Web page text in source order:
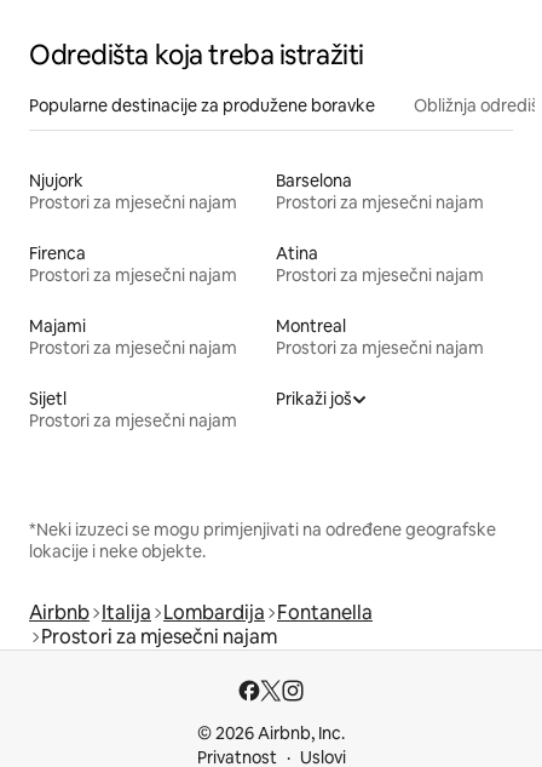
Odredišta koja treba istražiti
Popularne destinacije za produžene boravke Obližnja
Njujork
Prostori za mjesečni najam
Barselona
Prostori za mjesečni najam
Firenca
Prostori za mjesečni najam
Atina
Prostori za mjesečni najam
Majami
Prostori za mjesečni najam
Montreal
Prostori za mjesečni najam
Sijetl
Prostori za mjesečni najam
Prikaži još
*Neki izuzeci se mogu primjenjivati na određene geografske
lokacije i neke objekte.
Airbnb Italija Lombardija Fontanella
Prostori za mjesečni najam
© 2026 Airbnb, Inc.
Privatnost
Uslovi